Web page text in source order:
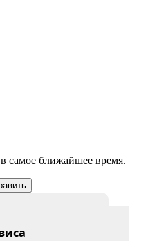
самое ближайшее время.